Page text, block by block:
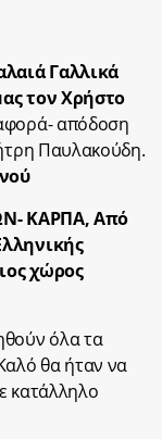
Γαλλικά
τον Χρήστο
απόδοση
Παυλακούδη.
ΚΑΡΠΑ, Από
χώρος
όλα τα
θα ήταν να
κατάλληλο